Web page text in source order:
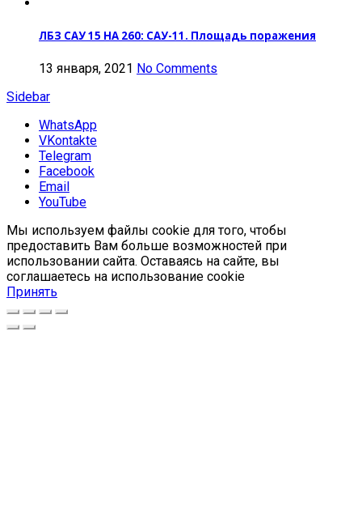
ЛБЗ САУ 15 НА 260: САУ-11. Площадь поражения
13 января, 2021 No Comments
Sidebar
WhatsApp
VKontakte
Telegram
Facebook
Email
YouTube
Мы используем файлы cookie для того, чтобы
предоставить Вам больше возможностей при
использовании сайта. Оставаясь на сайте, вы
соглашаетесь на использование cookie
Принять